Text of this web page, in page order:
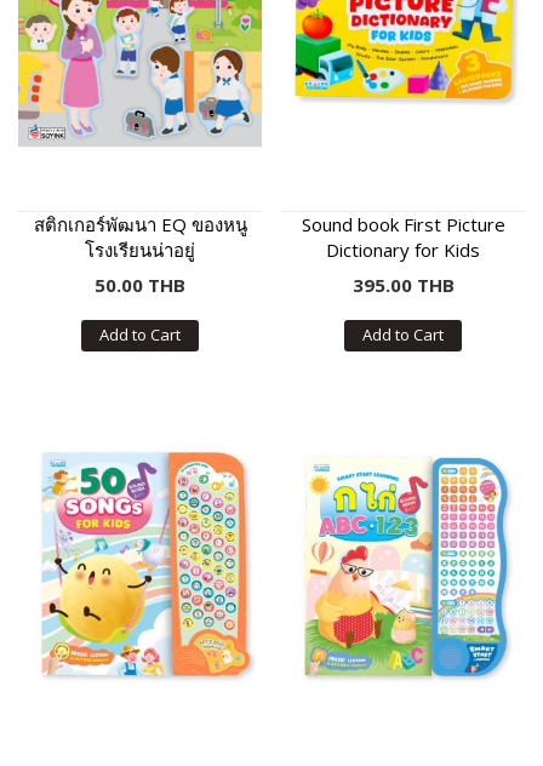
สติกเกอร์พัฒนา EQ ของหนู
โรงเรียนน่าอยู่
50.00 THB
Add to Cart
Sound book First Picture
Dictionary for Kids
395.00 THB
Add to Cart